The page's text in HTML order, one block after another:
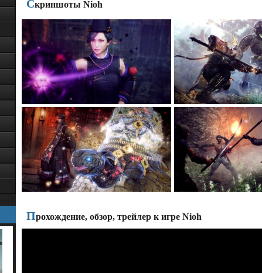
Скриншоты Nioh
Прохождение, обзор, трейлер к игре Nioh